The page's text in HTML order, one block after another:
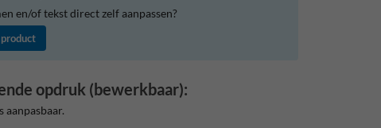
en/of tekst direct zelf aanpassen?
opdruk (bewerkbaar):
aanpasbaar.